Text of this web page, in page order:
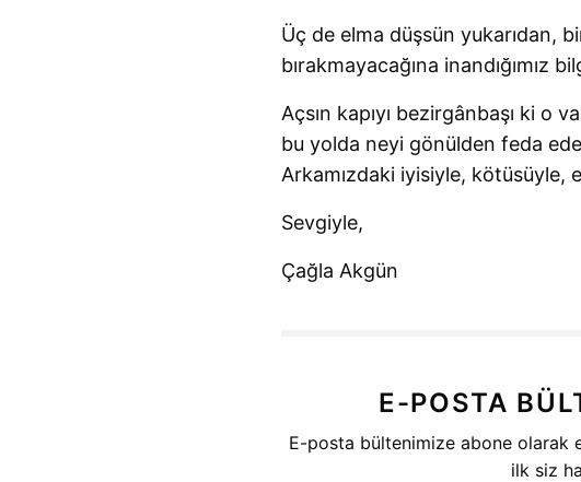
Üç de elma düşsün yukarıdan,
bırakmayacağına inandığımız
Açsın kapıyı bezirgânbaşı ki o
bu yolda neyi gönülden feda
Arkamızdaki iyisiyle, kötüsüyle,
Sevgiyle,
Çağla Akgün
E-POSTA
E-posta bültenimize abone olarak
ilk siz